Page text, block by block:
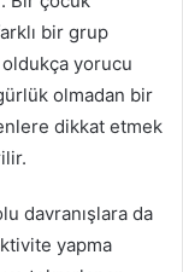
bir grup
yorucu
olmadan bir
dikkat etmek
davranışlara da
yapma